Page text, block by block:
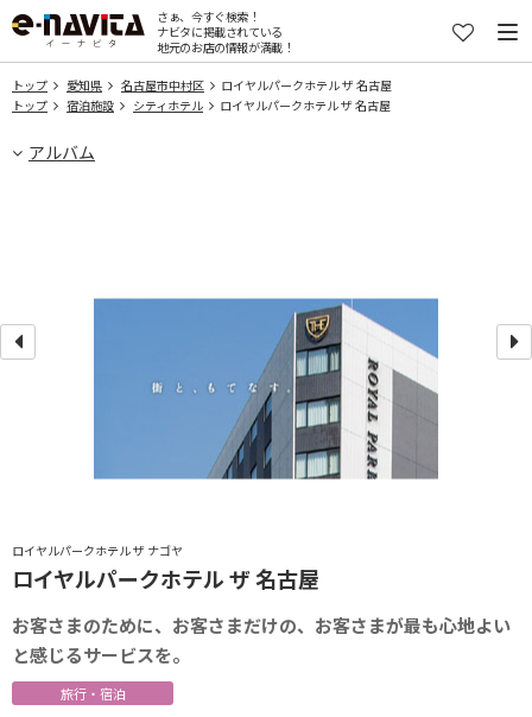
さぁ、今すぐ検索！
ナビタに掲載されている
地元のお店の情報が満載！
トップ 愛知県 名古屋市中村区
ロイヤルパークホテル ザ 名古屋
トップ
宿泊施設 シティホテル ロイヤルパークホテル ザ 名古屋
アルバム
ロイヤルパークホテル ザ ナゴヤ
ロイヤルパークホテル ザ 名古屋
お客さまのために、お客さまだけの、お客さまが最も心地よい
と感じるサービスを。
旅行・宿泊